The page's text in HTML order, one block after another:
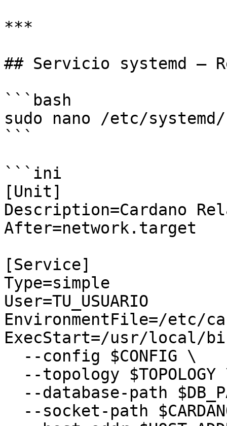
***
## Servicio systemd —
```bash
sudo nano /etc/systemd/
```
```ini
[Unit]
Description=Cardano
After=network.target
[Service]
Type=simple
User=TU_USUARIO
EnvironmentFile=/etc/
ExecStart=/usr/local/